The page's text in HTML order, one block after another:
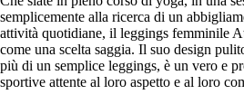
semplicemente alla ricerca di un
attività quotidiane, il leggings femminile
come una scelta saggia. Il suo design
più di un semplice leggings, è un vero e
sportive attente al loro aspetto e al loro